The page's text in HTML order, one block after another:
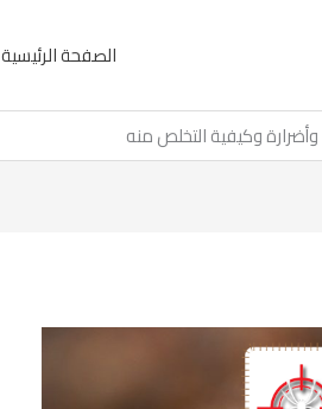
الصفحة الرئيسية
وكيفية التخلص منه